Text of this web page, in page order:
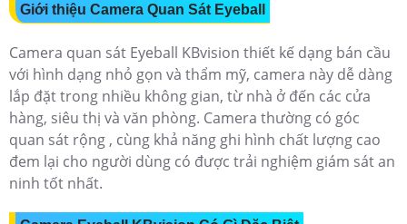
Giới thiệu Camera Quan Sát Eyeball
Camera quan sát Eyeball KBvision thiết kế dạng bán cầu
với hình dạng nhỏ gọn và thẩm mỹ, camera này dễ dàng
lắp đặt trong nhiều không gian, từ nhà ở đến các cửa
hàng, siêu thị và văn phòng. Camera thường có góc
quan sát rộng , cùng khả năng ghi hình chất lượng cao
đem lại cho người dùng có được trải nghiệm giám sát an
ninh tốt nhất.